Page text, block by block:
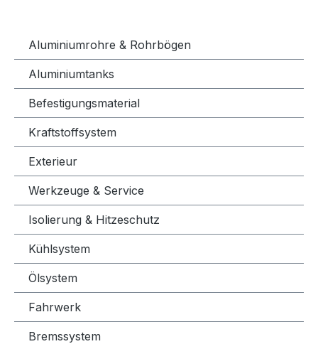
Aluminiumrohre & Rohrbögen
Aluminiumtanks
Befestigungsmaterial
Kraftstoffsystem
Exterieur
Werkzeuge & Service
Isolierung & Hitzeschutz
Kühlsystem
Ölsystem
Fahrwerk
Bremssystem